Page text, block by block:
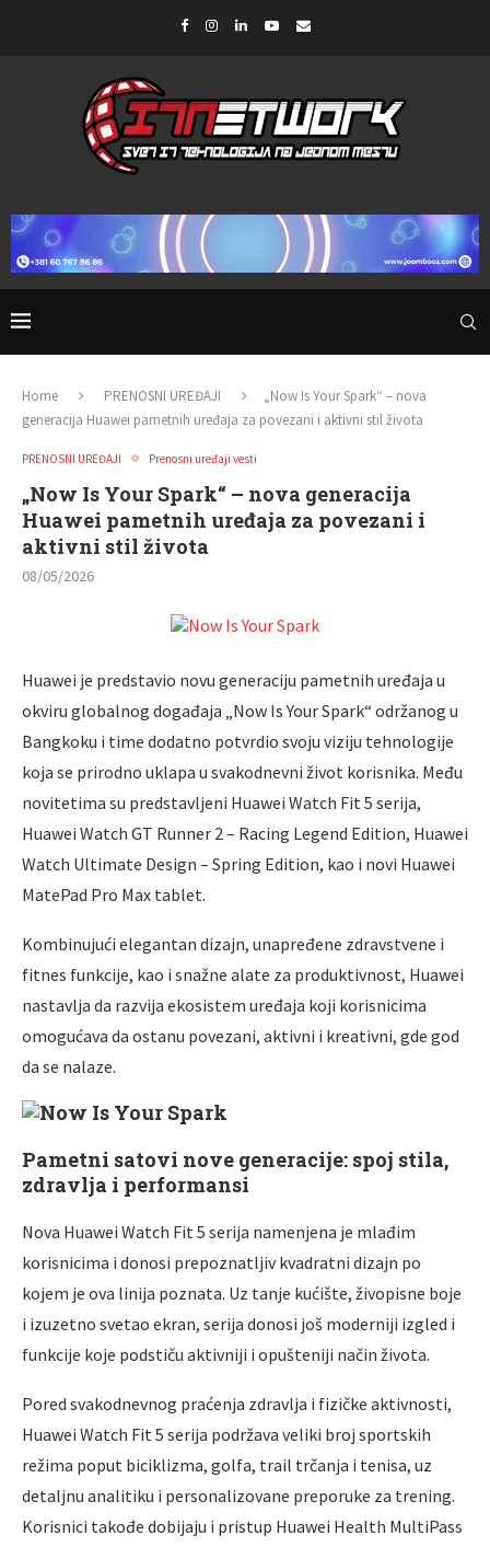
Home PRENOSNI UREĐAJI
„Now Is Your Spark“ – nova
generacija Huawei pametnih uređaja za povezani i aktivni stil života
PRENOSNI UREĐAJI Prenosni uređaji vesti
„Now Is Your Spark“ – nova generacija
Huawei pametnih uređaja za povezani i
aktivni stil života
08/05/2026
Huawei je predstavio novu generaciju pametnih uređaja u
okviru globalnog događaja „Now Is Your Spark“ održanog u
Bangkoku i time dodatno potvrdio svoju viziju tehnologije
koja se prirodno uklapa u svakodnevni život korisnika. Među
novitetima su predstavljeni Huawei Watch Fit 5 serija,
Huawei Watch GT Runner 2 – Racing Legend Edition, Huawei
Watch Ultimate Design – Spring Edition, kao i novi Huawei
MatePad Pro Max tablet.
Kombinujući elegantan dizajn, unapređene zdravstvene i
fitnes funkcije, kao i snažne alate za produktivnost, Huawei
nastavlja da razvija ekosistem uređaja koji korisnicima
omogućava da ostanu povezani, aktivni i kreativni, gde god
da se nalaze.
Pametni satovi nove generacije: spoj stila,
zdravlja i performansi
Nova Huawei Watch Fit 5 serija namenjena je mlađim
korisnicima i donosi prepoznatljiv kvadratni dizajn po
kojem je ova linija poznata. Uz tanje kućište, živopisne boje
i izuzetno svetao ekran, serija donosi još moderniji izgled i
funkcije koje podstiču aktivniji i opušteniji način života.
Pored svakodnevnog praćenja zdravlja i fizičke aktivnosti,
Huawei Watch Fit 5 serija podržava veliki broj sportskih
režima poput biciklizma, golfa, trail trčanja i tenisa, uz
detaljnu analitiku i personalizovane preporuke za trening.
Korisnici takođe dobijaju i pristup Huawei Health MultiPass